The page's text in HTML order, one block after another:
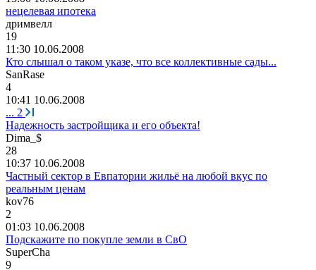
нецелевая ипотека
дримвелл
19
11:30 10.06.2008
Кто слышал о таком указе, что все коллективные сады...
SanRase
4
10:41 10.06.2008
... 2
Надежность застройщика и его объекта!
Dima_$
28
10:37 10.06.2008
Частный сектор в Евпатории жильё на любой вкус по
реальным ценам
kov76
2
01:03 10.06.2008
Подскажите по покупле земли в СвО
SuperCha
9